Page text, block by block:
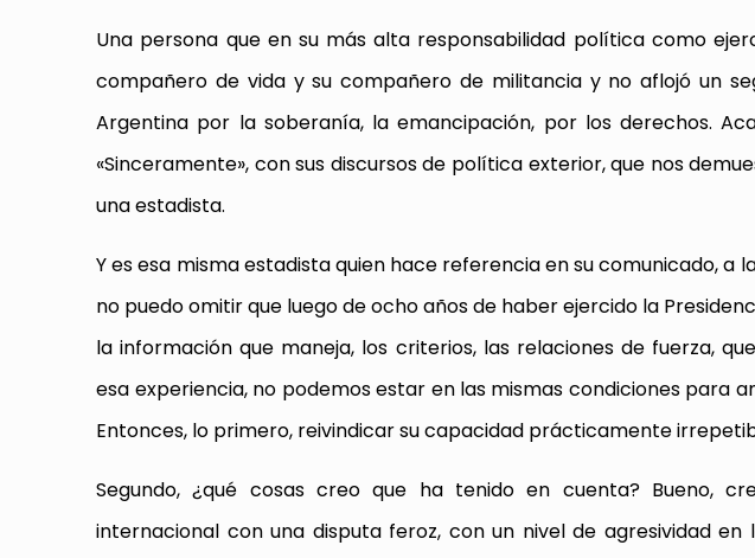
Una persona que en su más alta responsabilidad política como
compañero de vida y su compañero de militancia y no aflojó un
Argentina por la soberanía, la emancipación, por los derechos.
«Sinceramente», con sus discursos de política exterior, que nos
una estadista.
Y es esa misma estadista quien hace referencia en su comunicado, a
no puedo omitir que luego de ocho años de haber ejercido la
la información que maneja, los criterios, las relaciones de fuerza,
esa experiencia, no podemos estar en las mismas condiciones para
Entonces, lo primero, reivindicar su capacidad prácticamente
Segundo, ¿qué cosas creo que ha tenido en cuenta? Bueno,
internacional con una disputa feroz, con un nivel de agresividad